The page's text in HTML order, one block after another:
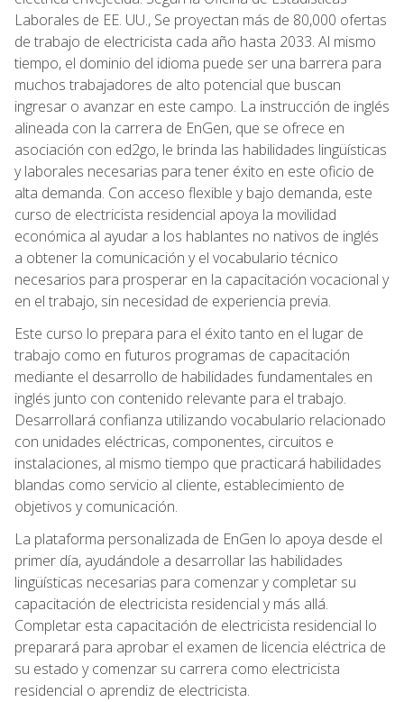
Laborales de EE. UU., Se proyectan más de 80,000 ofertas
de trabajo de electricista cada año hasta 2033. Al mismo
tiempo, el dominio del idioma puede ser una barrera para
muchos trabajadores de alto potencial que buscan
ingresar o avanzar en este campo. La instrucción de inglés
alineada con la carrera de EnGen, que se ofrece en
asociación con ed2go, le brinda las habilidades lingüísticas
y laborales necesarias para tener éxito en este oficio de
alta demanda. Con acceso flexible y bajo demanda, este
curso de electricista residencial apoya la movilidad
económica al ayudar a los hablantes no nativos de inglés
a obtener la comunicación y el vocabulario técnico
necesarios para prosperar en la capacitación vocacional y
en el trabajo, sin necesidad de experiencia previa.
Este curso lo prepara para el éxito tanto en el lugar de
trabajo como en futuros programas de capacitación
mediante el desarrollo de habilidades fundamentales en
inglés junto con contenido relevante para el trabajo.
Desarrollará confianza utilizando vocabulario relacionado
con unidades eléctricas, componentes, circuitos e
instalaciones, al mismo tiempo que practicará habilidades
blandas como servicio al cliente, establecimiento de
objetivos y comunicación.
La plataforma personalizada de EnGen lo apoya desde el
primer día, ayudándole a desarrollar las habilidades
lingüísticas necesarias para comenzar y completar su
capacitación de electricista residencial y más allá.
Completar esta capacitación de electricista residencial lo
preparará para aprobar el examen de licencia eléctrica de
su estado y comenzar su carrera como electricista
residencial o aprendiz de electricista.